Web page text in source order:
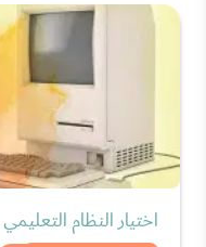
اختيار النظام